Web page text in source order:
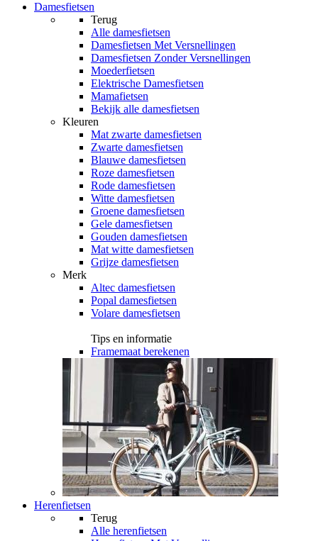
Damesfietsen
Terug
Alle damesfietsen
Damesfietsen Met Versnellingen
Damesfietsen Zonder Versnellingen
Moederfietsen
Elektrische Damesfietsen
Mamafietsen
Bekijk alle damesfietsen
Kleuren
Mat zwarte damesfietsen
Zwarte damesfietsen
Blauwe damesfietsen
Roze damesfietsen
Rode damesfietsen
Witte damesfietsen
Groene damesfietsen
Gele damesfietsen
Gouden damesfietsen
Mat witte damesfietsen
Grijze damesfietsen
Merk
Altec damesfietsen
Popal damesfietsen
Volare damesfietsen
Tips en informatie
Framemaat berekenen
Herenfietsen
Terug
Alle herenfietsen